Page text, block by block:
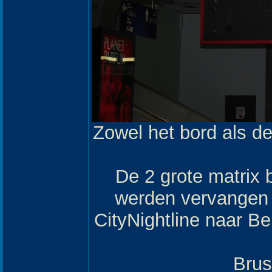
Zowel het bord als
De 2 grote matrix
werden
CityNightline naar